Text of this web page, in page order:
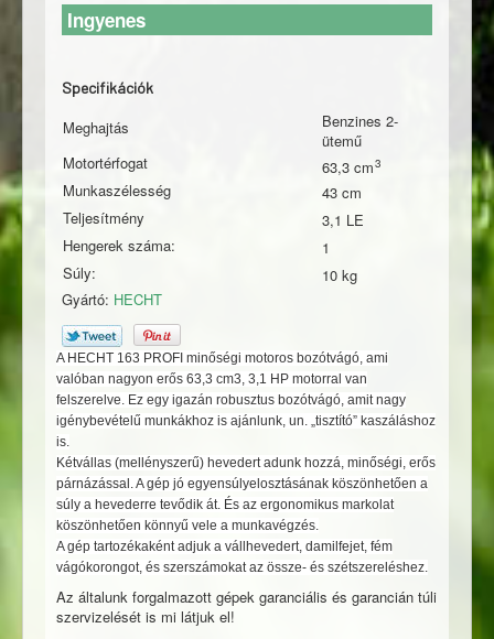
Ingyenes
Specifikációk
Meghajtás
Benzines 2-
ütemű
Motortérfogat
63,3
Munkaszélesség
43
Teljesítmény
3,1 LE
Hengerek száma:
1
Súly:
10 kg
Gyártó: HECHT
A HECHT 163 PROFI minőségi motoros bozótvágó, ami
valóban nagyon erős 63,3 cm3, 3,1 HP motorral van
felszerelve. Ez egy igazán robusztus bozótvágó, amit nagy
igénybevételű munkákhoz is ajánlunk, un. „tisztító” kaszáláshoz
is.
Kétvállas (mellényszerű) hevedert adunk hozzá, minőségi, erős
párnázással. A gép jó egyensúlyelosztásának köszönhetően a
súly a hevederre tevődik át. És az ergonomikus markolat
köszönhetően könnyű vele a munkavégzés.
A gép tartozékaként adjuk a vállhevedert, damilfejet, fém
vágókorongot, és szerszámokat az össze- és szétszereléshez.
Az általunk forgalmazott gépek garanciális és garancián túli
szervizelését is mi látjuk el!